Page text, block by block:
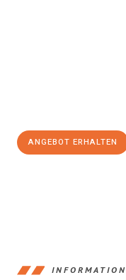
ANGEBOT ERHALTEN